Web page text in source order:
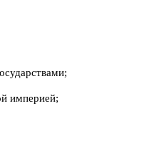
империей;